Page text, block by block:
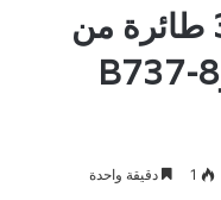
مصر للطيران: ضم 34 طائرة من
طرازي A350-900 وB737-8
1 دقيقة واحدة